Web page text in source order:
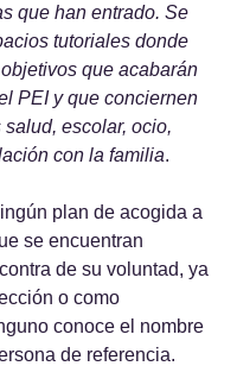
que han entrado. Se
tutoriales donde
que acabarán
PEI y que conciernen
escolar, ocio,
con la familia.
plan de acogida a
se encuentran
de su voluntad, ya
o como
conoce el nombre
de referencia.